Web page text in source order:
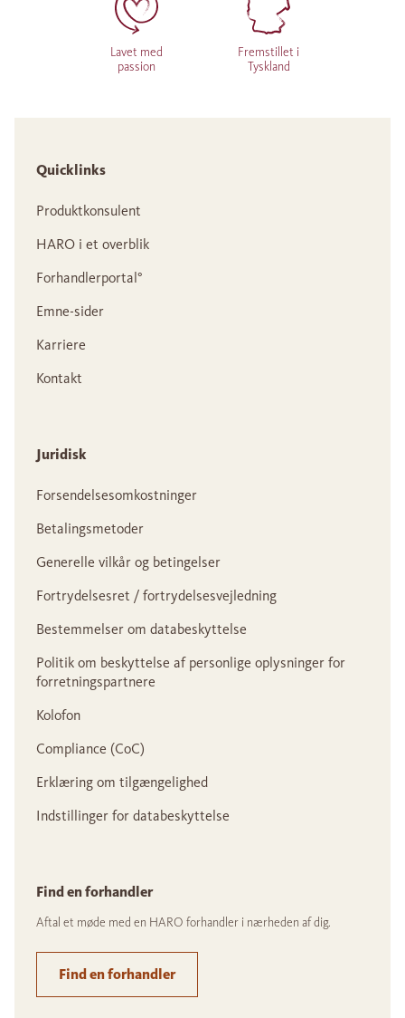
Lavet med
passion
Fremstillet i
Tyskland
Quicklinks
Produktkonsulent
HARO i et overblik
Forhandlerportal°
Emne-sider
Karriere
Kontakt
Juridisk
Forsendelsesomkostninger
Betalingsmetoder
Generelle vilkår og betingelser
Fortrydelsesret / fortrydelsesvejledning
Bestemmelser om databeskyttelse
Politik om beskyttelse af personlige oplysninger for
forretningspartnere
Kolofon
Compliance (CoC)
Erklæring om tilgængelighed
Indstillinger for databeskyttelse
Find en forhandler
Aftal et møde med en HARO forhandler i nærheden af dig.
Find en forhandler